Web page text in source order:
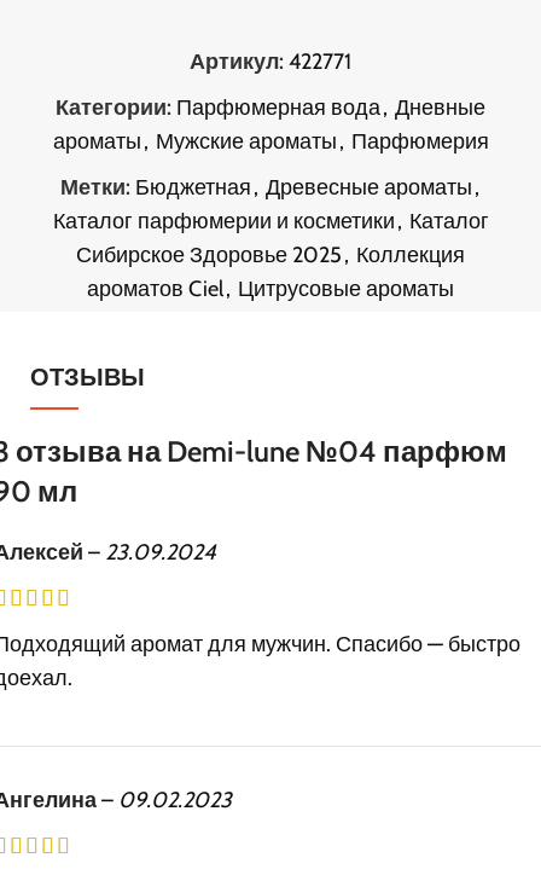
Артикул: 422771
Категории: Парфюмерная вода, Дневные
ароматы, Мужские ароматы, Парфюмерия
Метки: Бюджетная, Древесные ароматы,
Каталог парфюмерии и косметики, Каталог
Сибирское Здоровье 2025, Коллекция
ароматов Ciel, Цитрусовые ароматы
ОТЗЫВЫ
отзыва наDemi-lune №04 парфюм
мл
– 23.09.2024
аромат для мужчин. Спасибо — быстро
– 09.02.2023